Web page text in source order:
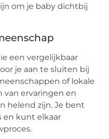
om je baby dichtbij
een vergelijkbaar
je aan te sluiten bij
of lokale
van ervaringen en
helend zijn. Je bent
en kunt elkaar